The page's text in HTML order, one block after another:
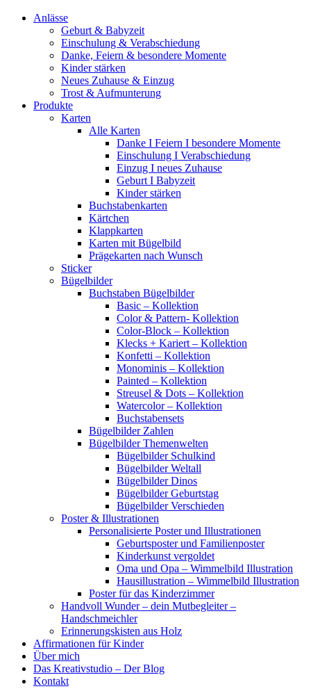
Anlässe
Geburt & Babyzeit
Einschulung & Verabschiedung
Danke, Feiern & besondere Momente
Kinder stärken
Neues Zuhause & Einzug
Trost & Aufmunterung
Produkte
Karten
Alle Karten
Danke I Feiern I besondere Momente
Einschulung I Verabschiedung
Einzug I neues Zuhause
Geburt I Babyzeit
Kinder stärken
Buchstabenkarten
Kärtchen
Klappkarten
Karten mit Bügelbild
Prägekarten nach Wunsch
Sticker
Bügelbilder
Buchstaben Bügelbilder
Basic – Kollektion
Color & Pattern- Kollektion
Color-Block – Kollektion
Klecks + Kariert – Kollektion
Konfetti – Kollektion
Monominis – Kollektion
Painted – Kollektion
Streusel & Dots – Kollektion
Watercolor – Kollektion
Buchstabensets
Bügelbilder Zahlen
Bügelbilder Themenwelten
Bügelbilder Schulkind
Bügelbilder Weltall
Bügelbilder Dinos
Bügelbilder Geburtstag
Bügelbilder Verschieden
Poster & Illustrationen
Personalisierte Poster und Illustrationen
Geburtsposter und Familienposter
Kinderkunst vergoldet
Oma und Opa – Wimmelbild Illustration
Hausillustration – Wimmelbild Illustration
Poster für das Kinderzimmer
Handvoll Wunder – dein Mutbegleiter –
Handschmeichler
Erinnerungskisten aus Holz
Affirmationen für Kinder
Über mich
Das Kreativstudio – Der Blog
Kontakt